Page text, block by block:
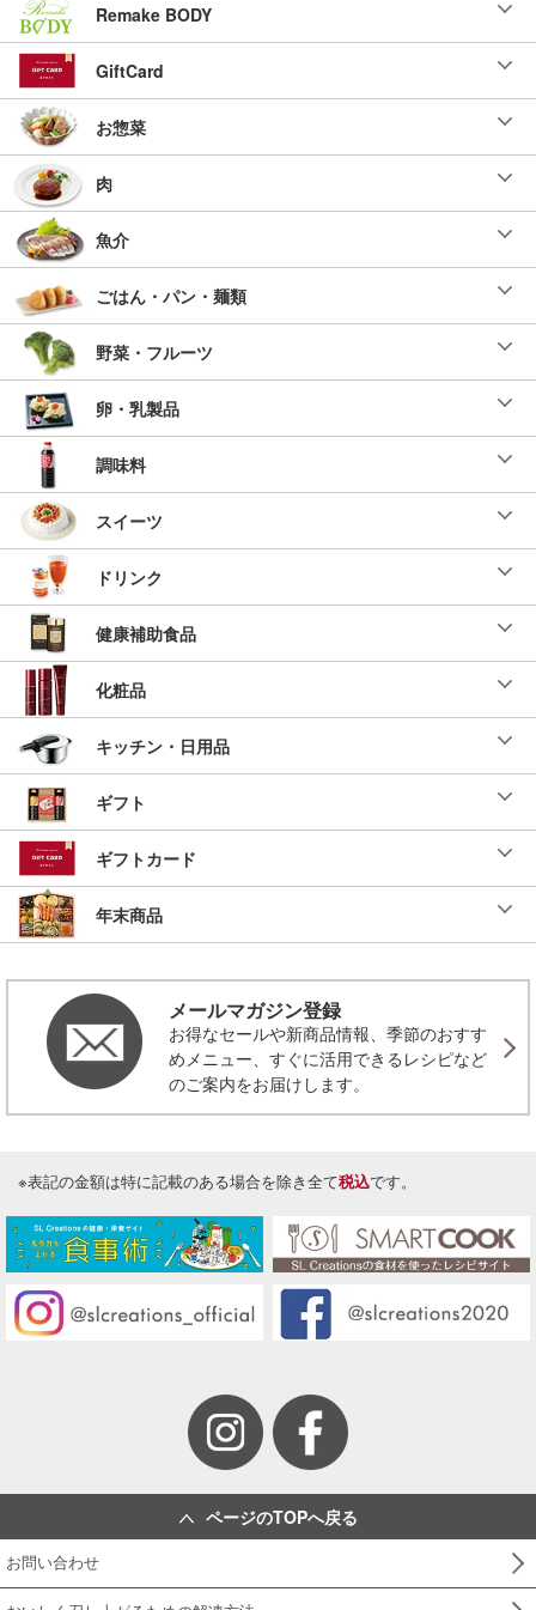
Remake BODY
GiftCard
お惣菜
肉
魚介
ごはん・パン・麺類
野菜・フルーツ
卵・乳製品
調味料
スイーツ
ドリンク
健康補助食品
化粧品
キッチン・日用品
ギフト
ギフトカード
年末商品
メールマガジン登録
お得なセールや新商品情報、季節のおすす
めメニュー、すぐに活用できるレシピなど
のご案内をお届けします。
※表記の金額は特に記載のある場合を除き全て税込です。
ページのTOPへ戻る
お問い合わせ